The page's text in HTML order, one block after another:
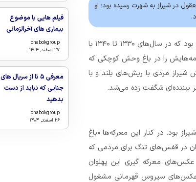
در شیراز به شهرت رسیده بود؛ او
پهلوان سیروس قهرمانی معرکه گیری بود که در سال‌های ۱۳۳۰ تا ۱۳۴۰ با
را در باغ وحش کوچکی که
مردی با ریش‌های بلند و با
بیننده‌ای شگفت زده می‌شد.
تاز شیراز بود. در کنار این معرکه‌ها «باغ
در قفس‌های تنگ برای مردمی که
معرکه گیری این پهلوان
عکس‌های سیروس قهرمانی مشغول
فیلم هایی با موضوع
بیماری های آخرالزمانی
chabokgroup
۲۷ اسفند, ۱۴۰۴
معرفی ۵ تا از سریال های
جنایی که نباید از دست
بدهید
chabokgroup
۲۶ اسفند, ۱۴۰۴